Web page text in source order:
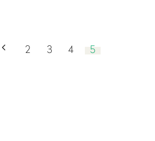
2 3 4 5